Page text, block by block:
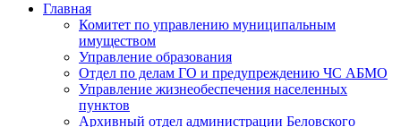
Главная
Комитет по управлению муниципальным
имуществом
Управление образования
Отдел по делам ГО и предупреждению ЧС АБМО
Управление жизнеобеспечения населенных
пунктов
Архивный отдел администрации Беловского